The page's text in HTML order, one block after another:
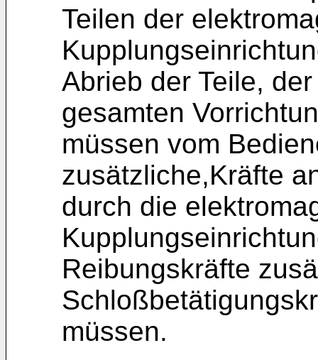
Teilen der
Abrieb der Teile,
gesamten
müssen vom
zusätzliche,Kräfte
durch die
Reibungskräfte
müssen.